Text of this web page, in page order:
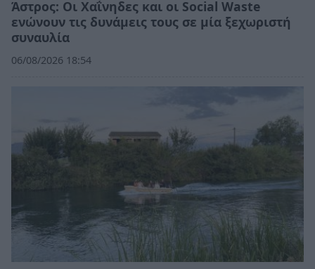
Άστρος: Οι Χαΐνηδες και οι Social Waste
ενώνουν τις δυνάμεις τους σε μία ξεχωριστή
συναυλία
06/08/2026 18:54